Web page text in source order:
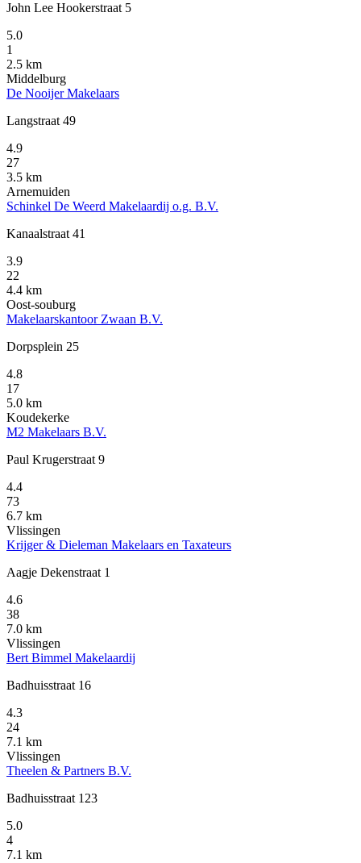
John Lee Hookerstraat 5
5.0
1
2.5 km
Middelburg
De Nooijer Makelaars
Langstraat 49
4.9
27
3.5 km
Arnemuiden
Schinkel De Weerd Makelaardij o.g. B.V.
Kanaalstraat 41
3.9
22
4.4 km
Oost-souburg
Makelaarskantoor Zwaan B.V.
Dorpsplein 25
4.8
17
5.0 km
Koudekerke
M2 Makelaars B.V.
Paul Krugerstraat 9
4.4
73
6.7 km
Vlissingen
Krijger & Dieleman Makelaars en Taxateurs
Aagje Dekenstraat 1
4.6
38
7.0 km
Vlissingen
Bert Bimmel Makelaardij
Badhuisstraat 16
4.3
24
7.1 km
Vlissingen
Theelen & Partners B.V.
Badhuisstraat 123
5.0
4
7.1 km